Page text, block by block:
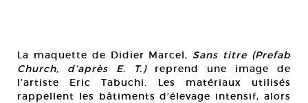
La maquette de Didier Marcel, Sans titre (Prefab
Church, d’après E. T.) reprend une image de
l’artiste Eric Tabuchi. Les matériaux utilisés
rappellent les bâtiments d’élevage intensif, alors